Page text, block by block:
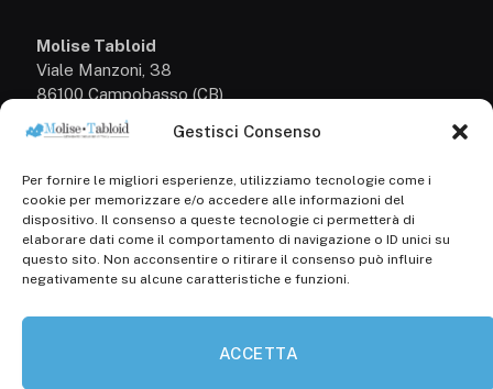
Gestisci Consenso
Per fornire le migliori esperienze, utilizziamo tecnologie come i
cookie per memorizzare e/o accedere alle informazioni del
dispositivo. Il consenso a queste tecnologie ci permetterà di
elaborare dati come il comportamento di navigazione o ID unici su
questo sito. Non acconsentire o ritirare il consenso può influire
negativamente su alcune caratteristiche e funzioni.
ACCETTA
Molise Tabloid
Viale Manzoni, 38
86100 Campobasso (CB)
Tel.+39 3333169466
Scrivici a:
info@molisetabloid.it
commerciale@molisetabloid.it
Disclaimer